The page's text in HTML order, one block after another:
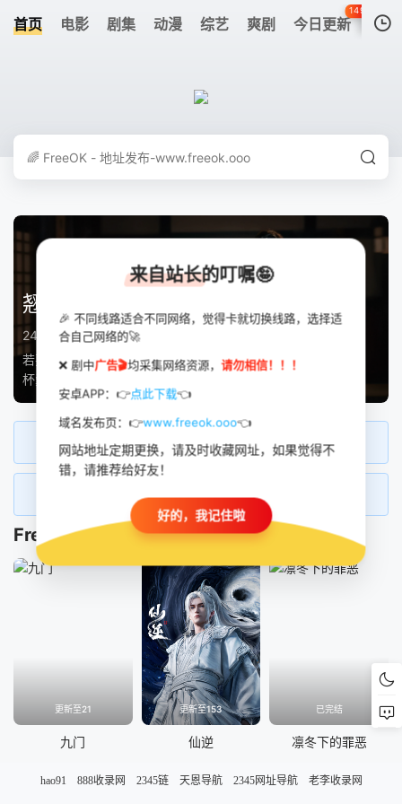
hao91 888收录网 2345链 天恩导航 2345网址导航 老李收录网